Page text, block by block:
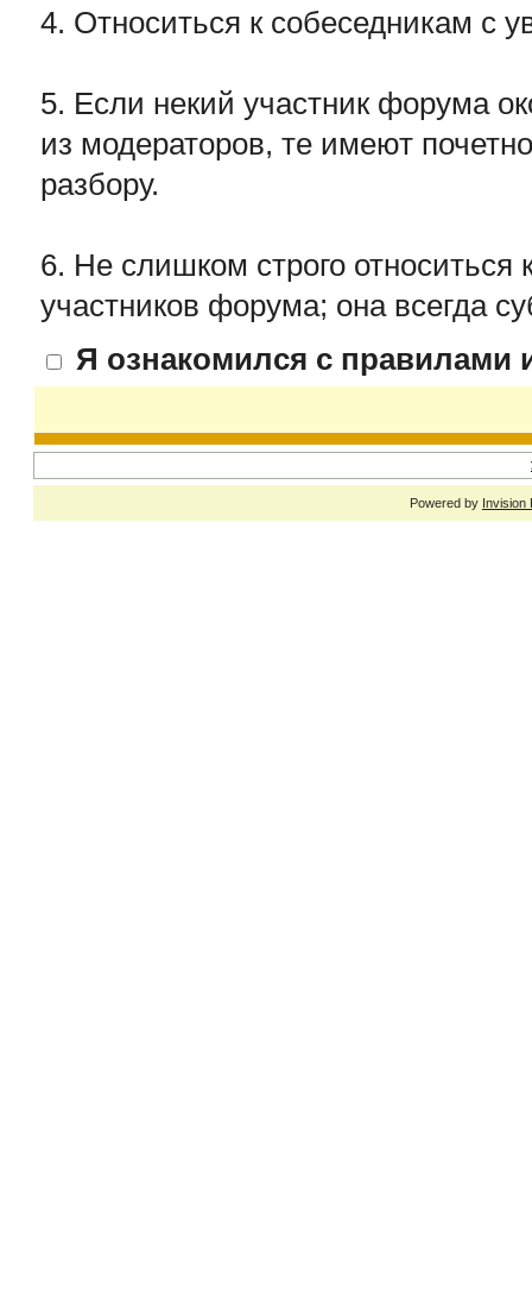
4. Относиться к собеседникам с
5. Если некий участник форума
из модераторов, те имеют
разбору.
6. Не слишком строго относиться
участников форума; она всегда
Я ознакомился с правилами
Powered by Invision